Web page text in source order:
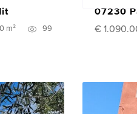
m² 99
07230
€